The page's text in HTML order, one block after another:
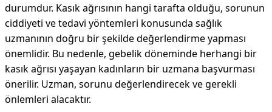
durumdur. Kasık ağrısının hangi tarafta olduğu, sorunun
ciddiyeti ve tedavi yöntemleri konusunda sağlık
uzmanının doğru bir şekilde değerlendirme yapması
önemlidir. Bu nedenle, gebelik döneminde herhangi bir
kasık ağrısı yaşayan kadınların bir uzmana başvurması
önerilir. Uzman, sorunu değerlendirecek ve gerekli
önlemleri alacaktır.